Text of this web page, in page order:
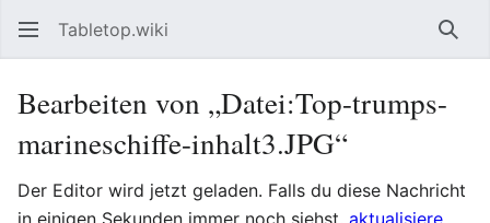
Tabletop.wiki
Bearbeiten von „Datei:Top-trumps-
marineschiffe-inhalt3.JPG“
Der Editor wird jetzt geladen. Falls du diese Nachricht
in einigen Sekunden immer noch siehst, aktualisiere